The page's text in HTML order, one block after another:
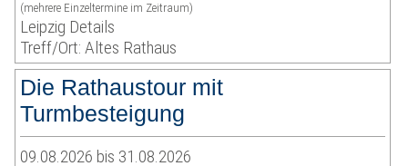
(mehrere Einzeltermine im Zeitraum)
Leipzig Details
Treff/Ort: Altes Rathaus
Die Rathaustour mit
Turmbesteigung
09.08.2026 bis 31.08.2026